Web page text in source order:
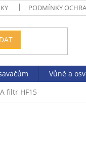
PODMÍNKY
Vůně a
filtr HF15